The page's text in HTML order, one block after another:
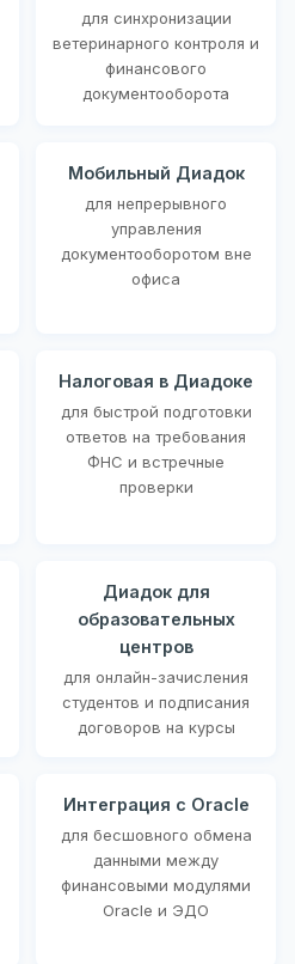
для синхронизации
ветеринарного контроля и
финансового
документооборота
Мобильный Диадок
для непрерывного
управления
документооборотом вне
офиса
Налоговая в Диадоке
для быстрой подготовки
ответов на требования
ФНС и встречные
проверки
Диадок для
образовательных
центров
для онлайн-зачисления
студентов и подписания
договоров на курсы
Интеграция с Oracle
для бесшовного обмена
данными между
финансовыми модулями
Oracle и ЭДО